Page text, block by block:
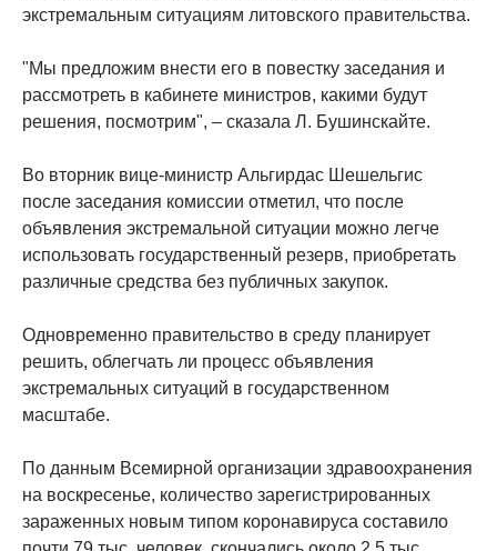
экстремальным ситуациям литовского правительства.
"Мы предложим внести его в повестку заседания и
рассмотреть в кабинете министров, какими будут
решения, посмотрим", – сказала Л. Бушинскайте.
Во вторник вице-министр Альгирдас Шешельгис
после заседания комиссии отметил, что после
объявления экстремальной ситуации можно легче
использовать государственный резерв, приобретать
различные средства без публичных закупок.
Одновременно правительство в среду планирует
решить, облегчать ли процесс объявления
экстремальных ситуаций в государственном
масштабе.
По данным Всемирной организации здравоохранения
на воскресенье, количество зарегистрированных
зараженных новым типом коронавируса составило